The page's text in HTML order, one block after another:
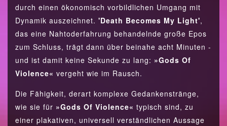
durch einen ökonomisch vorbildlichen Umgang mit
Dynamik auszeichnet. 'Death Becomes My Light',
das eine Nahtoderfahrung behandelnde große Epos
zum Schluss, trägt dann über beinahe acht Minuten -
und ist damit keine Sekunde zu lang: »Gods Of
Violence« vergeht wie im Rausch.
Die Fähigkeit, derart komplexe Gedankenstränge,
wie sie für »Gods Of Violence« typisch sind, zu
einer plakativen, universell verständlichen Aussage